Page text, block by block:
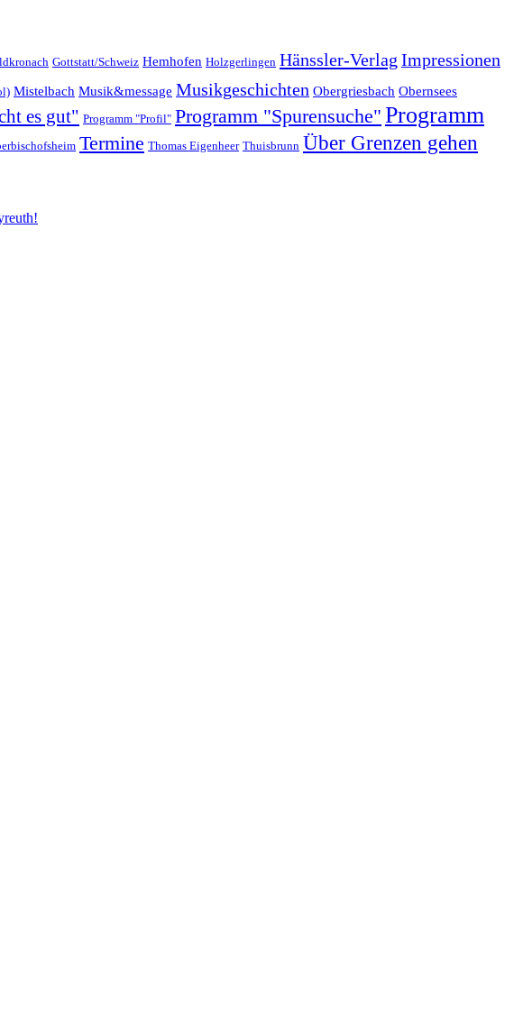
Gottstatt/Schweiz Hemhofen Holzgerlingen Hänssler-Verlag Impressionen
Mistelbach Musik&message Musikgeschichten Obergriesbach Obernsees
es gut" Programm "Profil" Programm "Spurensuche" Programm
Termine Thomas Eigenheer Thuisbrunn Über Grenzen gehen